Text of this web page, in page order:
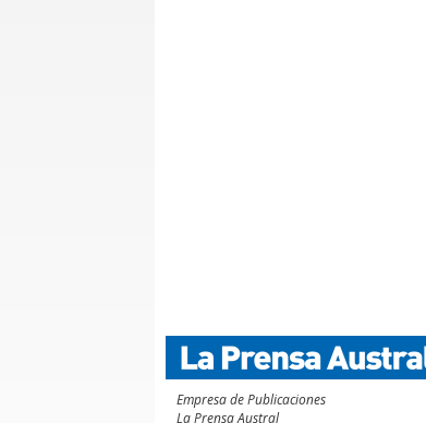
Empresa de Publicaciones
La Prensa Austral